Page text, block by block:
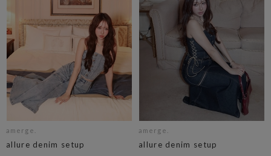
amerge.
allure denim setup
amerge.
allure denim setup